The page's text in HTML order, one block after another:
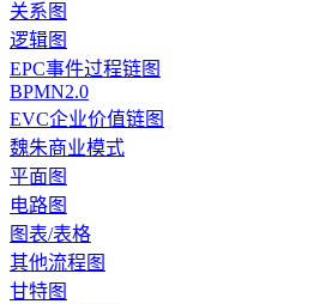
关系图
逻辑图
EPC事件过程链图
BPMN2.0
EVC企业价值链图
魏朱商业模式
平面图
电路图
图表/表格
其他流程图
甘特图